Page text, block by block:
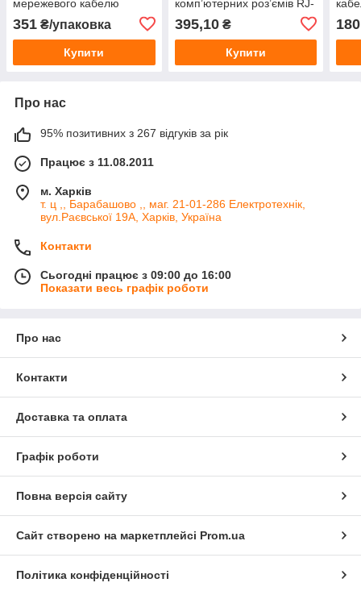
мережевого кабелю
351 ₴/упаковка
Купити
комп’ютерних роз’ємів RJ-
395,10₴
Купити
180
Про нас
95% позитивних з 267 відгуків за рік
Працює з 11.08.2011
м. Харків
т. ц ,, Барабашово ,, маг. 21-01-286 Електротехнік,
вул.Раєвської 19А, Харків, Україна
Контакти
Сьогодні працює з 09:00 до 16:00
Показати весь графік роботи
Про нас
Контакти
Доставка та оплата
Графік роботи
Повна версія сайту
Сайт створено на маркетплейсі Prom.ua
Політика конфіденційності